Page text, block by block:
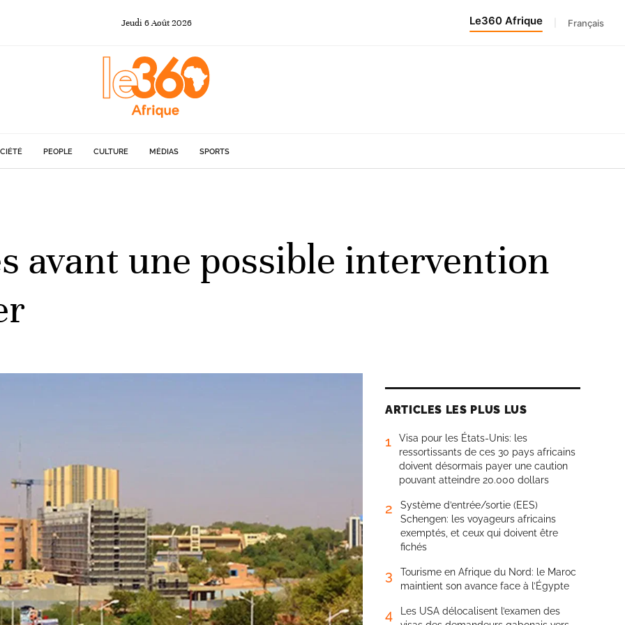
Jeudi 6Août 2026 Le360 Afrique Français
PEOPLE CULTURE MÉDIAS SPORTS
avant une possible intervention
ARTICLES LES PLUS LUS
1
Visa pour les États-Unis: les
ressortissants de ces 30 pays africains
doivent désormais payer une caution
pouvant atteindre 20.000 dollars
2
Système d’entrée/sortie (EES)
Schengen: les voyageurs africains
exemptés, et ceux qui doivent être
fichés
3
Tourisme en Afrique du Nord: le Maroc
maintient son avance face à l’Égypte
4
Les USA délocalisent l’examen des